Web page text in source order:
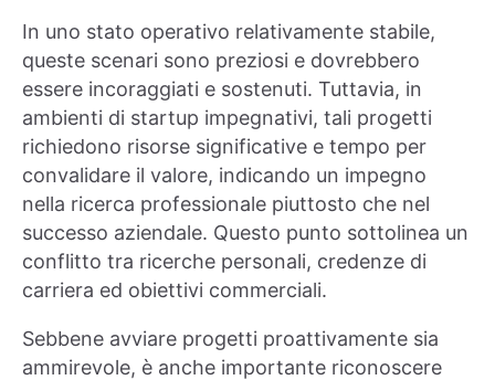
In uno stato operativo relativamente stabile,
queste scenari sono preziosi e dovrebbero
essere incoraggiati e sostenuti. Tuttavia, in
ambienti di startup impegnativi, tali progetti
richiedono risorse significative e tempo per
convalidare il valore, indicando un impegno
nella ricerca professionale piuttosto che nel
successo aziendale. Questo punto sottolinea un
conflitto tra ricerche personali, credenze di
carriera ed obiettivi commerciali.
Sebbene avviare progetti proattivamente sia
ammirevole, è anche importante riconoscere